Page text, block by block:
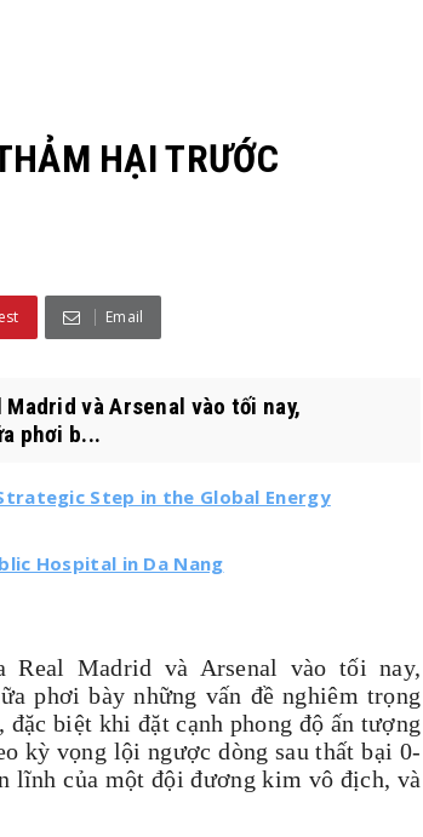
HẠI TRƯỚC
Email
và Arsenal vào tối nay,
phơi b...
Step in the Global Energy
Hospital in Da Nang
Real Madrid và Arsenal vào tối nay,
phơi bày những vấn đề nghiêm trọng
biệt khi đặt cạnh phong độ ấn tượng
kỳ vọng lội ngược dòng sau thất bại 0-
lĩnh của một đội đương kim vô địch, và